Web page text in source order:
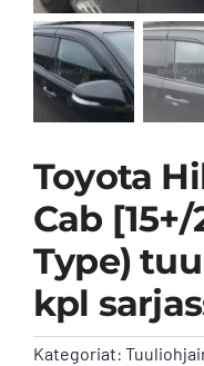
Toyota
Cab [15+/
Type)
kpl
Kategoriat: